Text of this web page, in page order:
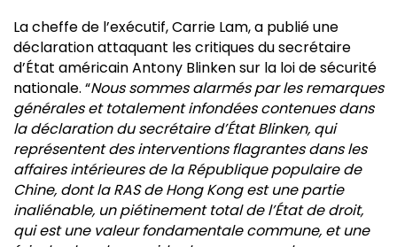
La cheffe de l’exécutif, Carrie Lam, a publié une
déclaration attaquant les critiques du secrétaire
d’État américain Antony Blinken sur la loi de sécurité
nationale. “Nous sommes alarmés par les remarques
générales et totalement infondées contenues dans
la déclaration du secrétaire d’État Blinken, qui
représentent des interventions flagrantes dans les
affaires intérieures de la République populaire de
Chine, dont la RAS de Hong Kong est une partie
inaliénable, un piétinement total de l’État de droit,
qui est une valeur fondamentale commune, et une